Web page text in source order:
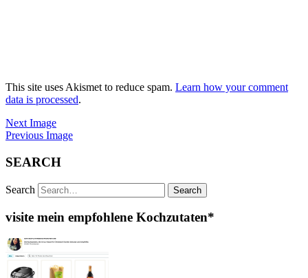
This site uses Akismet to reduce spam. Learn how your comment
data is processed.
Next Image
Previous Image
SEARCH
Search
visite mein empfohlene Kochzutaten*